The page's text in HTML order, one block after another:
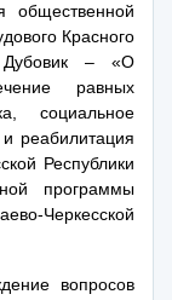
общественной
Красного
Дубовик – «О
равных
социальное
реабилитация
Республики
программы
Черкесской
вопросов